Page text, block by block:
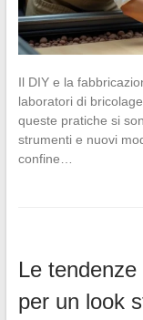
Il DIY e la
laboratori di
queste pratiche si
strumenti e nuovi
confine…
Le
per un look